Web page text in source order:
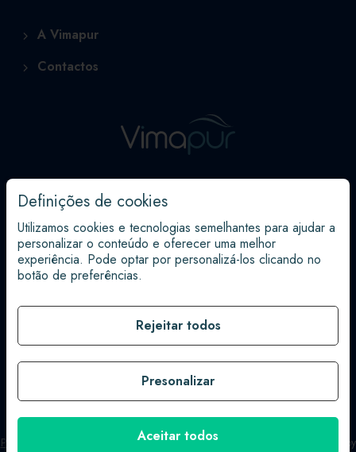
A Vimapur
Contactos
Rua Carreiro da Lama, 16
4580-063 Paredes
255 788 250
Chamada para a rede fixa nacional.
geral@vimapur.pt
Política de Privacidade Política de Cookies|
| by
Definições de cookies
Utilizamos cookies e tecnologias semelhantes para ajudar a
personalizar o conteúdo e oferecer uma melhor
experiência. Pode optar por personalizá-los clicando no
botão de preferências.
Rejeitar todos
Presonalizar
Aceitar todos